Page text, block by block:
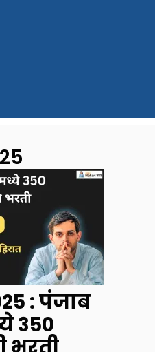
: पंजाब
350